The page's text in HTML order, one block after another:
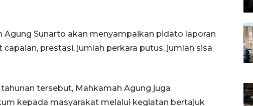
Agung Sunarto akan menyampaikan pidato laporan
prestasi, jumlah perkara putus, jumlah sisa
tersebut, Mahkamah Agung juga
kepada masyarakat melalui kegiatan bertajuk